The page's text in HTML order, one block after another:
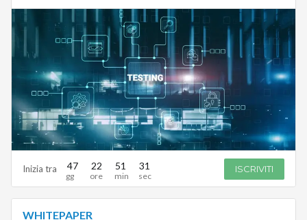
Inizia tra 47 22 51 30 ISCRIVITI
WHITEPAPER